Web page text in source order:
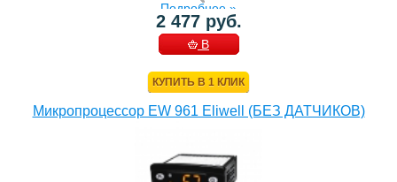
Подробнее »
2 477 руб.
В
КУПИТЬ В 1 КЛИК
Микропроцессор EW 961 Eliwell (БЕЗ ДАТЧИКОВ)